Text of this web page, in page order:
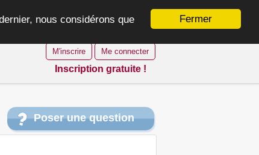
Fermer
nous considérons que
M'inscrire Me connecter
Inscription gratuite !
Poser une question